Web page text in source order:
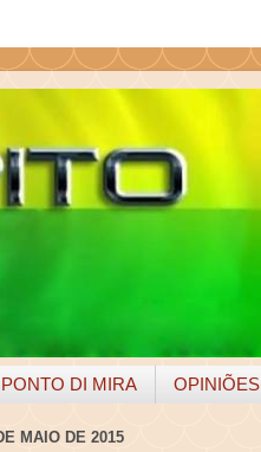
PONTO DI MIRA OPINIÕES
MAIO DE 2015